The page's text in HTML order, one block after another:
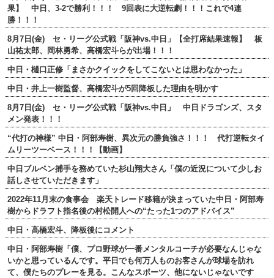
果】 中日、3-2で勝利！！！ 9回表に大逆転劇！！！これで4連
勝！！！
8月7日(金) セ・リーグ公式戦「阪神vs.中日」【全打席結果速報】 板
山祐太郎、岡林勇希、高橋宏斗らが出場！！！
中日・樋口正修「まさかクイックをしてこないとは思わなかった」
中日・井上一樹監督、高橋宏斗が5回降板した理由を明かす
8月7日(金) セ・リーグ公式戦「阪神vs.中日」 中日ドラゴンズ、スタ
メン発表！！！
“代打の神様” 中日・阿部寿樹、異次元の勝負強さ！！！ 代打逆転タイ
ムリーツーベース！！！【動画】
中日ブルペン捕手を務めていた杉山翔大さん「僕の近況について少しお
話しさせていただきます」
2022年11月末の食事会 楽天トレード移籍が決まっていた中日・阿部寿
樹からドラフト指名後の村松開人への“たった1つのアドバイス”
中日・高橋宏斗、降板後にコメント
中日・阿部寿樹「僕、プロ野球が一番メンタルコーチが必要なんじゃな
いかと思っているんです。平日でも何万人ものお客さんが球場を訪れ
て、僕たちのプレーを見る。こんなスポーツ、他にないじゃないです